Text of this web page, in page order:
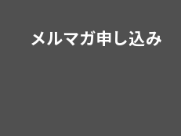
メルマガ申し込み